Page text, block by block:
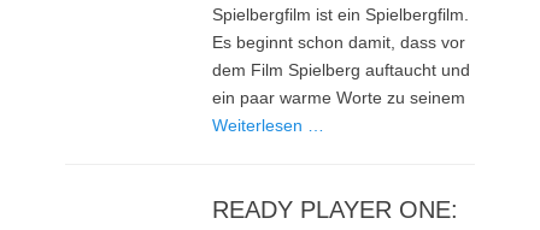
Spielbergfilm ist ein Spielbergfilm.
Es beginnt schon damit, dass vor
dem Film Spielberg auftaucht und
ein paar warme Worte zu seinem
Weiterlesen …
READY PLAYER ONE: